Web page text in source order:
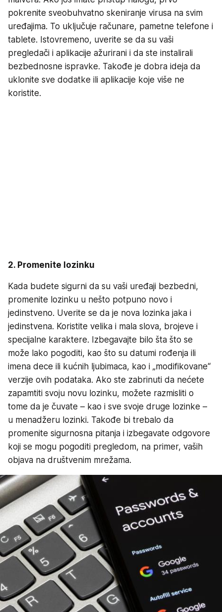
pokrenite sveobuhvatno skeniranje virusa na svim
uređajima. To uključuje računare, pametne telefone i
tablete. Istovremeno, uverite se da su vaši
pregledači i aplikacije ažurirani i da ste instalirali
bezbednosne ispravke. Takođe je dobra ideja da
uklonite sve dodatke ili aplikacije koje više ne
koristite.
2. Promenite lozinku
Kada budete sigurni da su vaši uređaji bezbedni,
promenite lozinku u nešto potpuno novo i
jedinstveno. Uverite se da je nova lozinka jaka i
jedinstvena. Koristite velika i mala slova, brojeve i
specijalne karaktere. Izbegavajte bilo šta što se
može lako pogoditi, kao što su datumi rođenja ili
imena dece ili kućnih ljubimaca, kao i „modifikovane“
verzije ovih podataka. Ako ste zabrinuti da nećete
zapamtiti svoju novu lozinku, možete razmisliti o
tome da je čuvate – kao i sve svoje druge lozinke –
u menadžeru lozinki. Takođe bi trebalo da
promenite sigurnosna pitanja i izbegavate odgovore
koji se mogu pogoditi pregledom, na primer, vaših
objava na društvenim mrežama.